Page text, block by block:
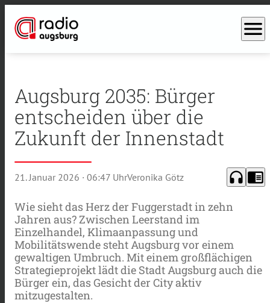
menu
Augsburg 2035: Bürger
entscheiden über die
Zukunft der Innenstadt
21. Januar 2026 · 06:47 UhrVeronika Götz headphones chrome_reader_mode
Wie sieht das Herz der Fuggerstadt in zehn
Jahren aus? Zwischen Leerstand im
Einzelhandel, Klimaanpassung und
Mobilitätswende steht Augsburg vor einem
gewaltigen Umbruch. Mit einem großflächigen
Strategieprojekt lädt die Stadt Augsburg auch die
Bürger ein, das Gesicht der City aktiv
mitzugestalten.